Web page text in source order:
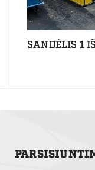
SANDĖLIS 1